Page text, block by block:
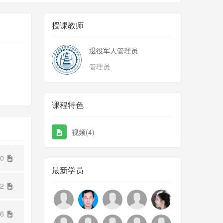
授课教师
退役军人管理员
管理员
课程特色
视频(4)
最新学员